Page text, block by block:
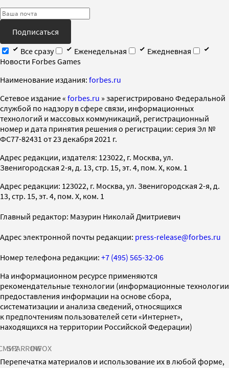
Подписаться
Все сразу
Еженедельная
Ежедневная
Новости Forbes Games
Наименование издания: forbes.ru
Cетевое издание « forbes.ru » зарегистрировано Федеральной
службой по надзору в сфере связи, информационных
технологий и массовых коммуникаций, регистрационный
номер и дата принятия решения о регистрации: серия Эл №
ФС77-82431 от 23 декабря 2021 г.
Адрес редакции, издателя: 123022, г. Москва, ул.
Звенигородская 2-я, д. 13, стр. 15, эт. 4, пом. X, ком. 1
Адрес редакции: 123022, г. Москва, ул. Звенигородская 2-я, д.
13, стр. 15, эт. 4, пом. X, ком. 1
Главный редактор: Мазурин Николай Дмитриевич
Адрес электронной почты редакции: press-release@forbes.ru
Номер телефона редакции: +7 (495) 565-32-06
На информационном ресурсе применяются
рекомендательные технологии (информационные технологии
предоставления информации на основе сбора,
систематизации и анализа сведений, относящихся
к предпочтениям пользователей сети «Интернет»,
находящихся на территории Российской Федерации)
SPARROWINFOX
Перепечатка материалов и использование их в любой форме,